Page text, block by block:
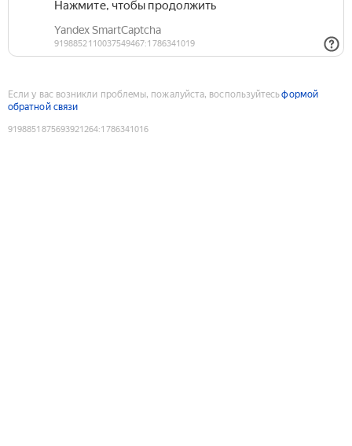
Если у вас возникли проблемы, пожалуйста, воспользуйтесьформой
обратной связи
9198851875693921264:1786341016